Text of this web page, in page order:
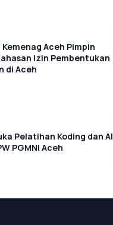
Aceh Pimpin
Izin Pembentukan
di Aceh
Pelatihan Koding dan AI
PGMNI Aceh